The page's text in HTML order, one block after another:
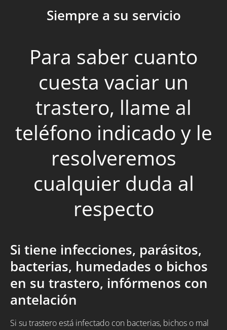
Siempre a su servicio
Para saber cuanto
cuesta vaciar un
trastero, llame al
teléfono indicado y le
resolveremos
cualquier duda al
respecto
Si tiene infecciones, parásitos,
bacterias, humedades o bichos
en su trastero, infórmenos con
antelación
Si su trastero está infectado con bacterias, bichos o mal